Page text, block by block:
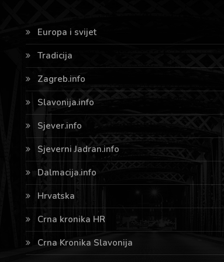
Europa i svijet
Tradicija
Zagreb.info
Slavonija.info
Sjever.info
Sjeverni Jadran.info
Dalmacija.info
Hrvatska
Crna kronika HR
Crna Kronika Slavonija